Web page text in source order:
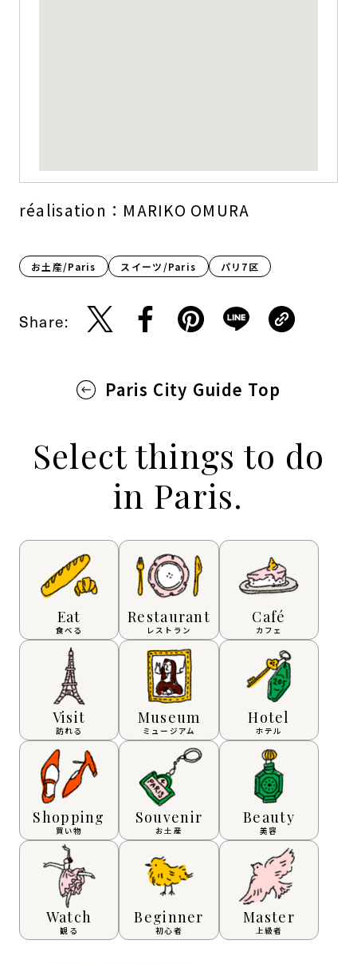
réalisation：MARIKO OMURA
お土産/Paris スイーツ/Paris パリ7区
Share:
Paris City Guide Top
Select things to do
in Paris.
Eat
食べる
Restaurant
レストラン
Café
カフェ
Visit
訪れる
Museum
ミュージアム
Hotel
ホテル
Shopping
買い物
Souvenir
お土産
Beauty
美容
Watch
観る
Beginner
初心者
Master
上級者